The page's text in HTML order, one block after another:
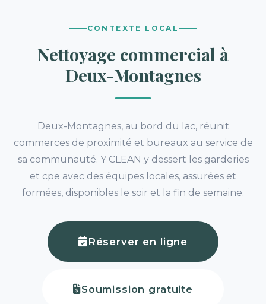
CONTEXTE LOCAL
Nettoyage commercial à
Deux-Montagnes
Deux-Montagnes, au bord du lac, réunit
commerces de proximité et bureaux au service de
sa communauté. Y CLEAN y dessert les garderies
et cpe avec des équipes locales, assurées et
formées, disponibles le soir et la fin de semaine.
Réserver en ligne
Soumission gratuite